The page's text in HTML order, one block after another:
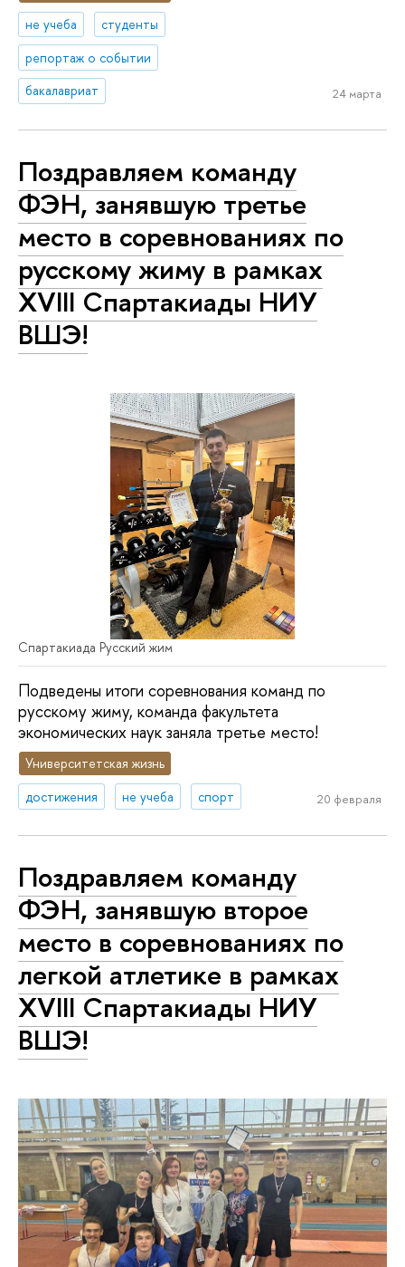
не учеба
студенты
репортаж о событии
бакалавриат
24 марта
Поздравляем команду
ФЭН, занявшую третье
место в соревнованиях по
русскому жиму в рамках
XVIII Спартакиады НИУ
ВШЭ!
Спартакиада Русский жим
Подведены итоги соревнования команд по
русскому жиму, команда факультета
экономических наук заняла третье место!
Университетская жизнь
достижения
не учеба спорт 20 февраля
Поздравляем команду
ФЭН, занявшую второе
место в соревнованиях по
легкой атлетике в рамках
XVIII Спартакиады НИУ
ВШЭ!